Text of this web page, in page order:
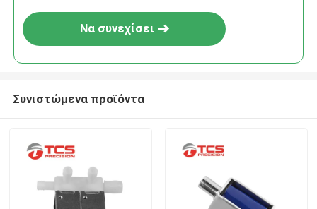
Να συνεχίσει
Συνιστώμενα προϊόντα